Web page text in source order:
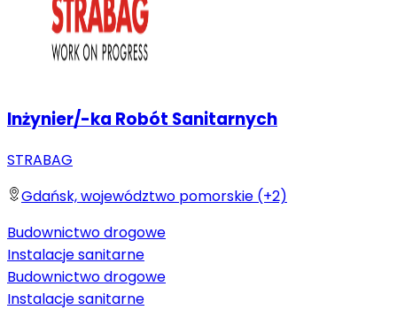
Inżynier/-ka Robót Sanitarnych
STRABAG
Gdańsk, województwo pomorskie (+2)
Budownictwo drogowe
Instalacje sanitarne
Budownictwo drogowe
Instalacje sanitarne